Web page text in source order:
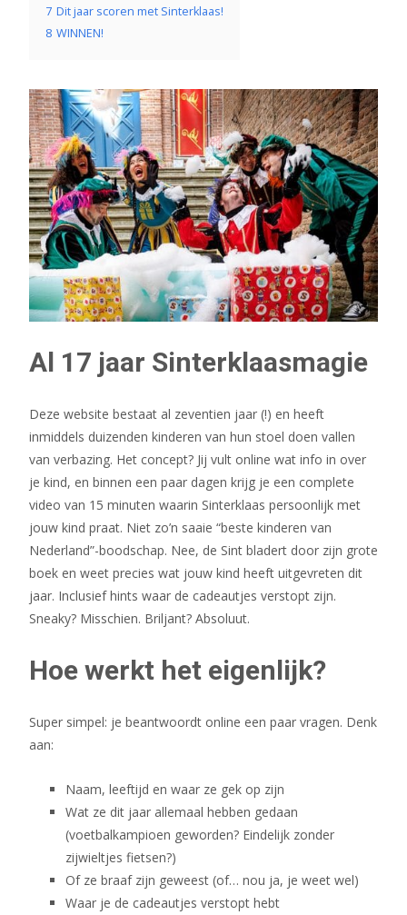
7 Dit jaar scoren met Sinterklaas!
8 WINNEN!
Al 17 jaar Sinterklaasmagie
Deze website bestaat al zeventien jaar (!) en heeft
inmiddels duizenden kinderen van hun stoel doen vallen
van verbazing. Het concept? Jij vult online wat info in over
je kind, en binnen een paar dagen krijg je een complete
video van 15 minuten waarin Sinterklaas persoonlijk met
jouw kind praat. Niet zo’n saaie “beste kinderen van
Nederland”-boodschap. Nee, de Sint bladert door zijn grote
boek en weet precies wat jouw kind heeft uitgevreten dit
jaar. Inclusief hints waar de cadeautjes verstopt zijn.
Sneaky? Misschien. Briljant? Absoluut.
Hoe werkt het eigenlijk?
Super simpel: je beantwoordt online een paar vragen. Denk
aan:
Naam, leeftijd en waar ze gek op zijn
Wat ze dit jaar allemaal hebben gedaan
(voetbalkampioen geworden? Eindelijk zonder
zijwieltjes fietsen?)
Of ze braaf zijn geweest (of… nou ja, je weet wel)
Waar je de cadeautjes verstopt hebt